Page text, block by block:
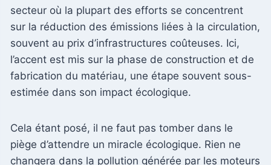
secteur où la plupart des efforts se concentrent
sur la réduction des émissions liées à la circulation,
souvent au prix d’infrastructures coûteuses. Ici,
l’accent est mis sur la phase de construction et de
fabrication du matériau, une étape souvent sous-
estimée dans son impact écologique.
Cela étant posé, il ne faut pas tomber dans le
piège d’attendre un miracle écologique. Rien ne
changera dans la pollution générée par les moteurs